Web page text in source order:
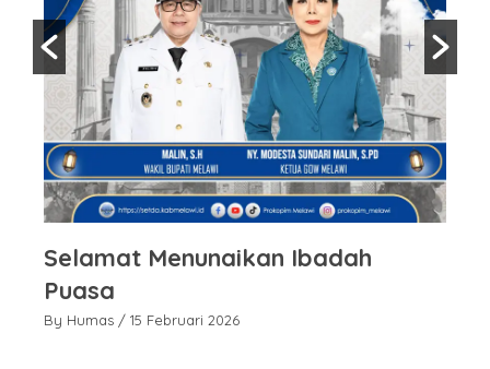
Selamat Menunaikan Ibadah
Puasa
By Humas / 15 Februari 2026